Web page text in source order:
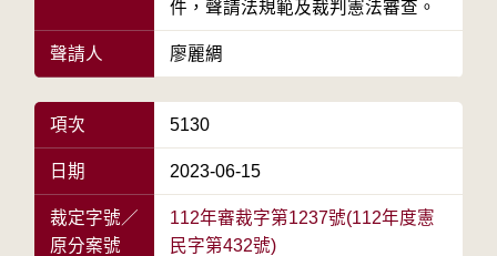
件，聲請法規範及裁判憲法審查。
聲請人 廖麗綢
項次 5130
日期 2023-06-15
裁定字號／
原分案號
112年審裁字第1237號(112年度憲
民字第432號)